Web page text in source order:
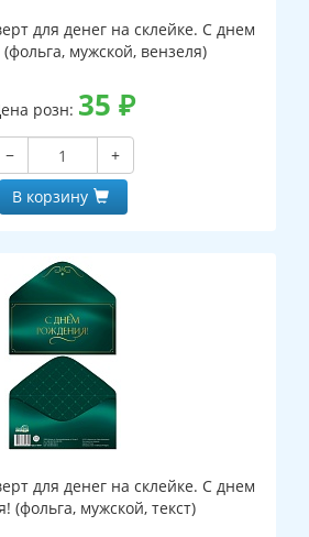
для денег на склейке. С днем
мужской, вензеля)
розн: 35 ₽
−
+
В корзину
для денег на склейке. С днем
(фольга, мужской, текст)